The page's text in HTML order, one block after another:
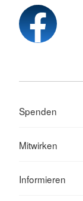
Spenden
Mitwirken
Informieren